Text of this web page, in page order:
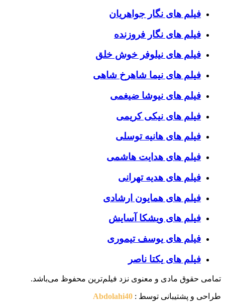
فیلم های نگار جواهریان
فیلم های نگار فروزنده
فیلم های نیلوفر خوش خلق
فیلم های نیما شاهرخ شاهی
فیلم های نیوشا ضیغمی
فیلم های نیکی کریمی
فیلم های هانیه توسلی
فیلم های هدایت هاشمی
فیلم های هدیه تهرانی
فیلم های همایون ارشادی
فیلم های ویشکا آسایش
فیلم های یوسف تیموری
فیلم های یکتا ناصر
تمامی حقوق مادی و معنوی نزد فیلم‌ترین محفوظ می‌باشد.
طراحی و پشتیبانی توسط : Abdolahi40